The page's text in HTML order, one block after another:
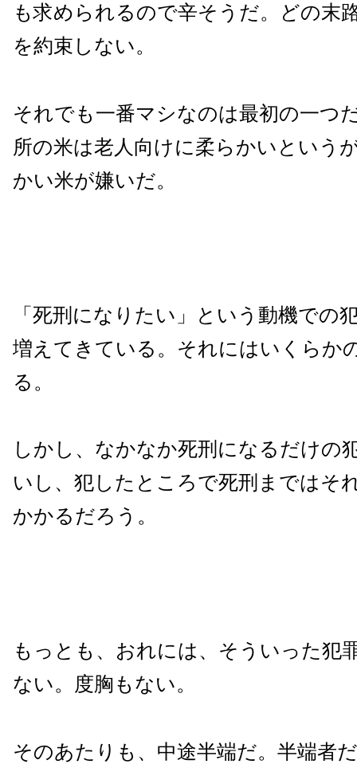
も求められるので辛そうだ。どの末
を約束しない。
それでも一番マシなのは最初の一つ
所の米は老人向けに柔らかいという
かい米が嫌いだ。
「死刑になりたい」という動機での
増えてきている。それにはいくらか
る。
しかし、なかなか死刑になるだけの
いし、犯したところで死刑まではそ
かかるだろう。
もっとも、おれには、そういった犯
ない。度胸もない。
そのあたりも、中途半端だ。半端者